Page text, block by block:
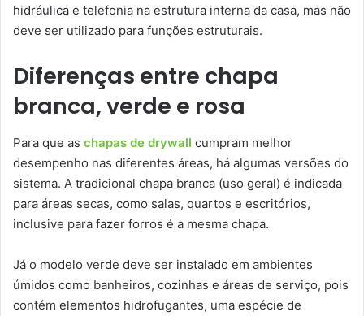
hidráulica e telefonia na estrutura interna da casa, mas não
deve ser utilizado para funções estruturais.
Diferenças entre chapa
branca, verde e rosa
Para que as chapas de drywall cumpram melhor
desempenho nas diferentes áreas, há algumas versões do
sistema. A tradicional chapa branca (uso geral) é indicada
para áreas secas, como salas, quartos e escritórios,
inclusive para fazer forros é a mesma chapa.
Já o modelo verde deve ser instalado em ambientes
úmidos como banheiros, cozinhas e áreas de serviço, pois
contém elementos hidrofugantes, uma espécie de